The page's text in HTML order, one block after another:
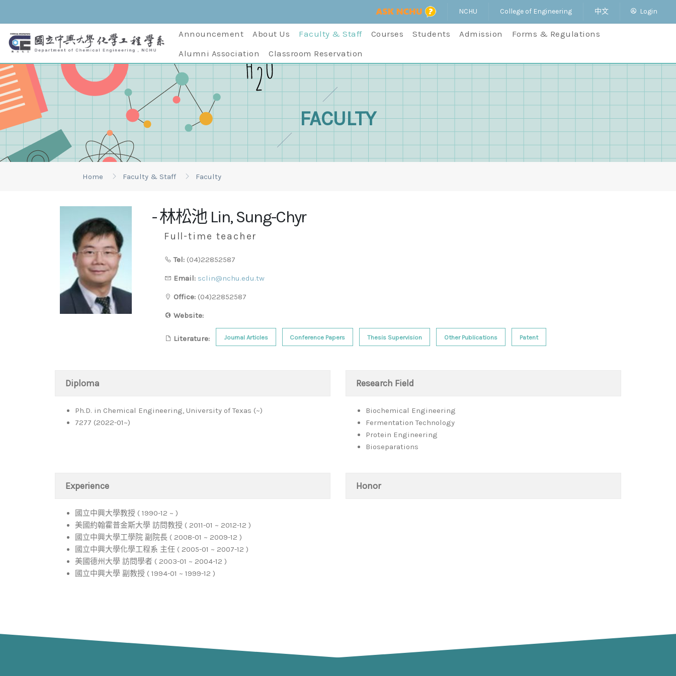
NCHU College of Engineering 中文 Login
Announcement About Us Faculty & Staff Courses Students Admission
Forms & Regulations
Alumni Association
Classroom Reservation
FACULTY
Home Faculty & Staff Faculty
- 林松池 Lin, Sung-Chyr
Full-time teacher
Tel:(04)22852587
Email: sclin@nchu.edu.tw
Office:(04)22852587
Website:
Literature: Journal Articles Conference Papers Thesis Supervision Other Publications Patent
Diploma
Ph.D. in Chemical Engineering, University of Texas (~)
7277 (2022-01~)
Research Field
Biochemical Engineering
Fermentation Technology
Protein Engineering
Bioseparations
Experience
國立中興大學教授 ( 1990-12 ~ )
美國約翰霍普金斯大學 訪問教授 ( 2011-01 ~ 2012-12 )
國立中興大學工學院 副院長 ( 2008-01 ~ 2009-12 )
國立中興大學化學工程系 主任 ( 2005-01 ~ 2007-12 )
美國德州大學 訪問學者 ( 2003-01 ~ 2004-12 )
國立中興大學 副教授 ( 1994-01 ~ 1999-12 )
Honor